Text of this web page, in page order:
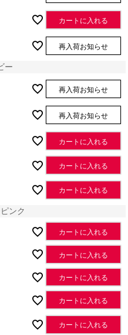
カートに入れる
再入荷お知らせ
ー
再入荷お知らせ
再入荷お知らせ
カートに入れる
カートに入れる
カートに入れる
ンク
カートに入れる
カートに入れる
カートに入れる
カートに入れる
カートに入れる